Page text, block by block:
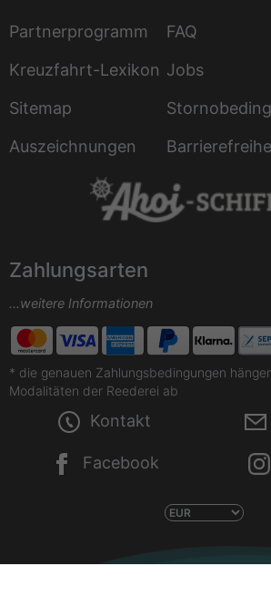
Partnerprogramm
FAQ
Kreuzfahrt-Lexikon Jobs
Sitemap
Auszeichnungen
Zahlungsarten
...weitere Informationen
* die genauen Zahlungsbedingungen
Modalitäten der Reederei ab
Kontakt
Facebook